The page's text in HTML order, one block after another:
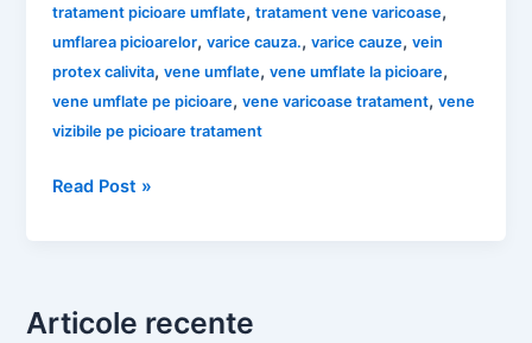
tratament picioare umflate,tratament vene varicoase,
umflarea picioarelor,varice cauza.,varice cauze,vein
protex calivita,vene umflate,vene umflate la picioare,
vene umflate pe picioare,vene varicoase tratament,vene
vizibile pe picioare tratament
Remedii
și
Read Post »
Articole recente